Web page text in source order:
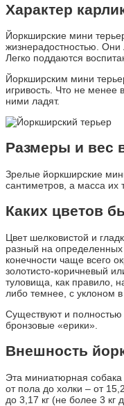
Характер
Йоркширские мини
жизнерадостностью.
Легко поддаются
Йоркширским мини
игривость. Что не менее
ними ладят.
Размеры и вес
Зрелые йоркширские
сантиметров, а масса их
Каких цветов
Цвет шелковистой и
разный на определенных
конечности чаще всего
золотисто-коричневый
туловища, как правило,
либо темнее, с уклоном в
Существуют и
бронзовые «ерики».
Внешность
Эта миниатюрная собака
от пола до холки – от
до 3,17 кг (не более 3 кг